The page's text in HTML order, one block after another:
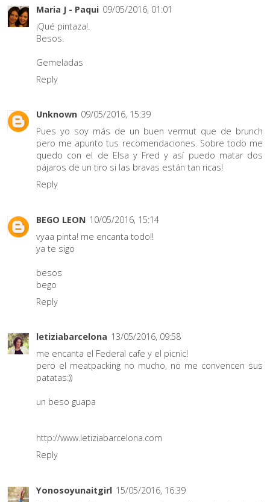
Maria J - Paqui 09/05/2016, 01:01
¡Qué pintaza!.
Besos.
Gemeladas
Reply
Unknown 09/05/2016, 15:39
Pues yo soy más de un buen vermut que de brunch
pero me apunto tus recomendaciones. Sobre todo me
quedo con el de Elsa y Fred y así puedo matar dos
pájaros de un tiro si las bravas están tan ricas!
Reply
BEGO LEON 10/05/2016, 15:14
vyaa pinta! me encanta todo!!
ya te sigo
besos
bego
Reply
letiziabarcelona 13/05/2016, 09:58
me encanta el Federal cafe y el picnic!
pero el meatpacking no mucho, no me convencen sus
patatas:))
un beso guapa
http://www.letiziabarcelona.com
Reply
Yonosoyunaitgirl 15/05/2016, 16:39